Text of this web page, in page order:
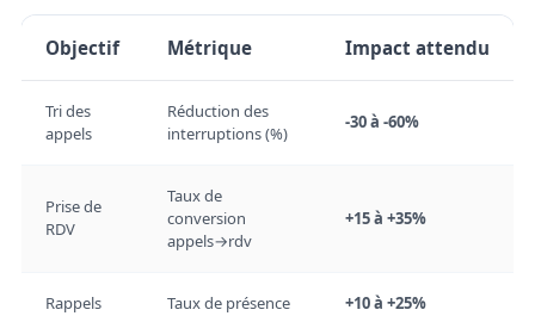
Objectif Métrique Impact attendu
Tri des
appels
Réduction des
interruptions (%)
-30 à -60%
Prise de
RDV
Taux de
conversion
appels→rdv
+15 à +35%
Rappels Taux de présence +10 à +25%